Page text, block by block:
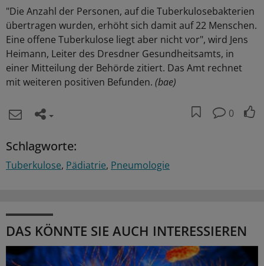
"Die Anzahl der Personen, auf die Tuberkulosebakterien
übertragen wurden, erhöht sich damit auf 22 Menschen.
Eine offene Tuberkulose liegt aber nicht vor", wird Jens
Heimann, Leiter des Dresdner Gesundheitsamts, in
einer Mitteilung der Behörde zitiert. Das Amt rechnet
mit weiteren positiven Befunden. (bae)
0
Schlagworte:
Tuberkulose Pädiatrie Pneumologie
DAS KÖNNTE SIE AUCH INTERESSIEREN